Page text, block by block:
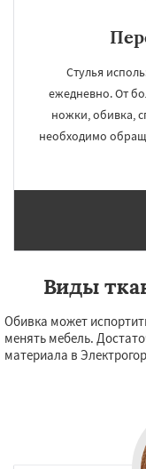
Стулья
ежедневно. От
ножки, обивка,
необходимо
Виды
Обивка может
менять мебель.
материала в